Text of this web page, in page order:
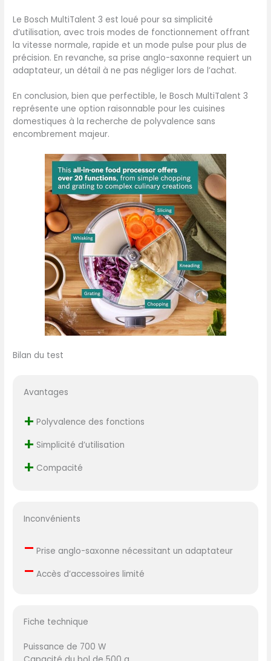
Multi Talent, 1 couvercle, 1
bol mélangeur en plastique
de 500 g, 1 disque de
battement, 1 disque
réversible pour râper et
couteau universel, 1 porte-
accessoires, 1 outil de pâte
en plastique, 1 capuchon
Le Bosch MultiTalent 3 est loué pour sa simplicité
d’utilisation, avec trois modes de fonctionnement offrant
la vitesse normale, rapide et un mode pulse pour plus de
précision. En revanche, sa prise anglo-saxonne requiert un
adaptateur, un détail à ne pas négliger lors de l’achat.
En conclusion, bien que perfectible, le Bosch MultiTalent 3
représente une option raisonnable pour les cuisines
domestiques à la recherche de polyvalence sans
encombrement majeur.
Bilan du test
Avantages
+ Polyvalence des fonctions
+ Simplicité d’utilisation
+ Compacité
Inconvénients
– Prise anglo-saxonne nécessitant un adaptateur
– Accès d’accessoires limité
Fiche technique
Puissance de 700 W